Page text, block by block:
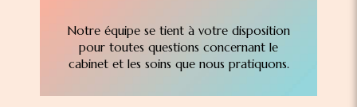
Notre équipe se tient à votre disposition
pour toutes questions concernant le
cabinet et les soins que nous pratiquons.